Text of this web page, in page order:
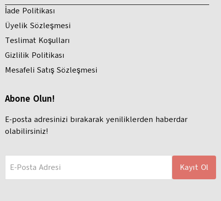
İade Politikası
Üyelik Sözleşmesi
Teslimat Koşulları
Gizlilik Politikası
Mesafeli Satış Sözleşmesi
Abone Olun!
E-posta adresinizi bırakarak yeniliklerden haberdar
olabilirsiniz!
E-Posta Adresi Kayıt Ol